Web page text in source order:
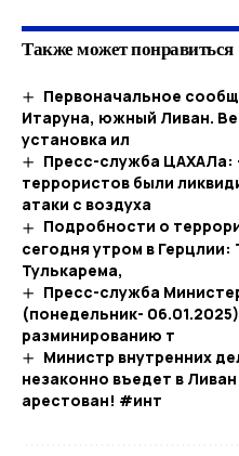
Также может понравиться
Первоначальное
Итаруна, южный Ливан.
установка ил
Пресс-служба
террористов были
атаки с воздуха
Подробности о
сегодня утром в
Тулькарема,
Пресс-служба
(понедельник-
разминированию т
Министр внутренних
незаконно въедет в
арестован! #инт